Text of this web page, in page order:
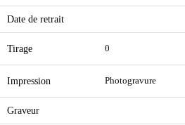
Date de retrait
Tirage 0
Impression Photogravure
Graveur